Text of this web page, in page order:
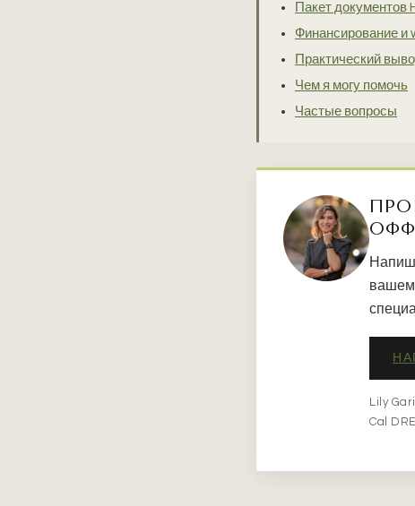
Пакет документов
Финансирование
Практический
Чем я могу помочь
Частые вопросы
Lily
Cal